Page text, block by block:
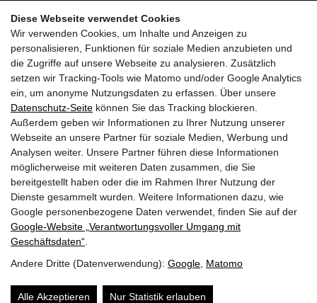
Diese Webseite verwendet Cookies
Wir verwenden Cookies, um Inhalte und Anzeigen zu
personalisieren, Funktionen für soziale Medien anzubieten und
die Zugriffe auf unsere Webseite zu analysieren. Zusätzlich
setzen wir Tracking-Tools wie Matomo und/oder Google Analytics
ein, um anonyme Nutzungsdaten zu erfassen. Über unsere
Datenschutz-Seite können Sie das Tracking blockieren.
Außerdem geben wir Informationen zu Ihrer Nutzung unserer
Webseite an unsere Partner für soziale Medien, Werbung und
Analysen weiter. Unsere Partner führen diese Informationen
möglicherweise mit weiteren Daten zusammen, die Sie
bereitgestellt haben oder die im Rahmen Ihrer Nutzung der
Dienste gesammelt wurden. Weitere Informationen dazu, wie
Google personenbezogene Daten verwendet, finden Sie auf der
Google‑Website „Verantwortungsvoller Umgang mit
Geschäftsdaten“
Andere Dritte (Datenverwendung): Google Matomo
Alle Akzeptieren Nur Statistik erlauben
Mehr erfahren
1 2 3 4 5 6 … 10 11
Impressum Datenschutz